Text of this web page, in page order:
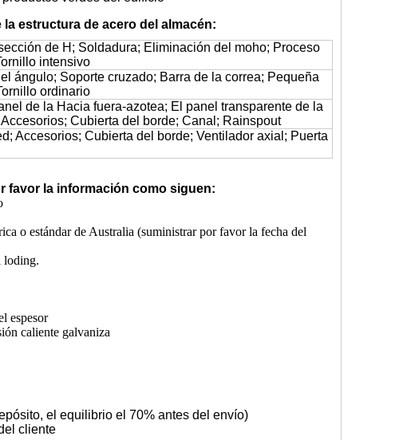
estructura de acero del almacén:
de H; Soldadura; Eliminación del moho; Proceso
intensivo
ángulo; Soporte cruzado; Barra de la correa; Pequeña
ordinario
de la Hacia fuera-azotea; El panel transparente de la
Cubierta del borde; Canal; Rainspout
Accesorios; Cubierta del borde; Ventilador axial; Puerta
favor la información como siguen:
o estándar de Australia (suministrar por favor la fecha del
loding.
espesor
caliente galvaniza
el equilibrio el 70% antes del envío)
cliente